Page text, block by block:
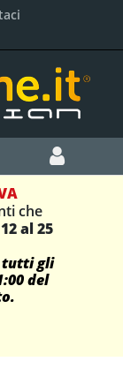
che
al 25
tutti gli
del